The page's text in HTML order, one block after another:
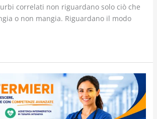
correlati non riguardano solo ciò che
o non mangia. Riguardano il modo